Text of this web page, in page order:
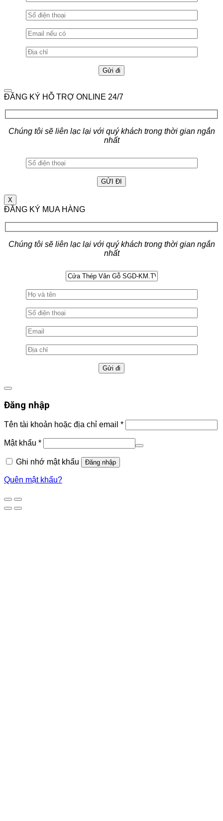
ĐĂNG KÝ HỖ TRỢ ONLINE 24/7
Chúng tôi sẽ liên lạc lại với quý khách trong thời gian ngắn
nhất
X
ĐĂNG KÝ MUA HÀNG
Chúng tôi sẽ liên lạc lại với quý khách trong thời gian ngắn
nhất
Đăng nhập
Tên tài khoản hoặc địa chỉ email *
Mật khẩu *
Ghi nhớ mật khẩu Đăng nhập
Quên mật khẩu?